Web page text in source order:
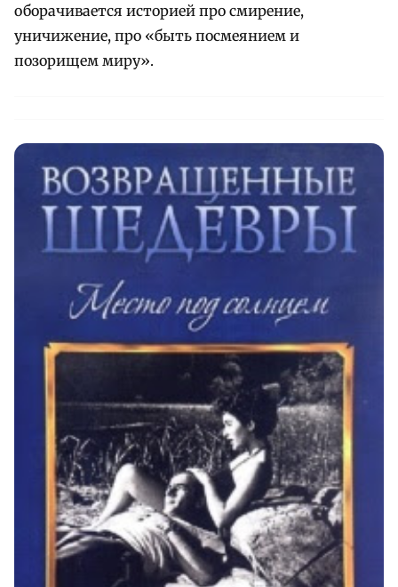
оборачивается историей про смирение,
уничижение, про «быть посмеянием и
позорищем миру».